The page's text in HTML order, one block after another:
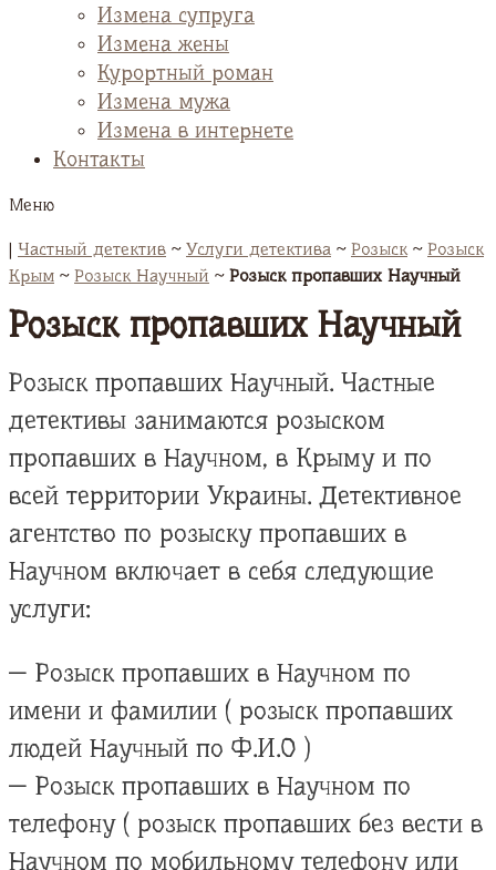
Измена супруга
Измена жены
Курортный роман
Измена мужа
Измена в интернете
Контакты
Меню
| Частный детектив ~ Услуги детектива ~ Розыск~ Розыск
Крым ~ Розыск Научный ~ Розыск пропавших Научный
Розыск пропавших Научный
Розыск пропавших Научный. Частные
детективы занимаются розыском
пропавших в Научном, в Крыму и по
всей территории Украины. Детективное
агентство по розыску пропавших в
Научном включает в себя следующие
услуги:
— Розыск пропавших в Научном по
имени и фамилии ( розыск пропавших
людей Научный по Ф.И.О )
— Розыск пропавших в Научном по
телефону ( розыск пропавших без вести в
Научном по мобильному телефону или